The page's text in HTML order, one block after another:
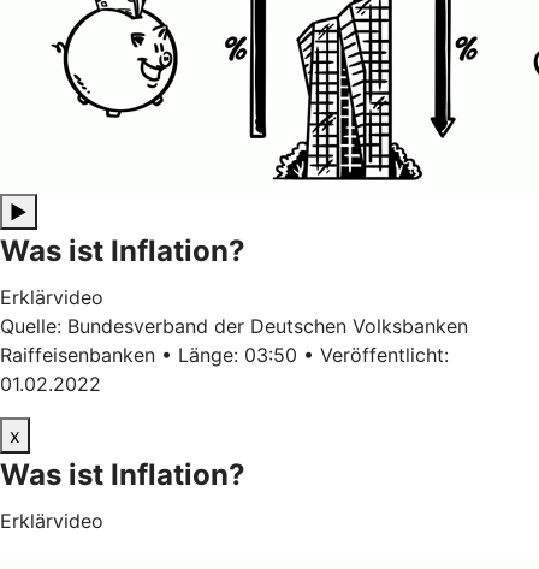
▶
Was ist Inflation?
Erklärvideo
Quelle: Bundesverband der Deutschen Volksbanken
Raiffeisenbanken • Länge: 03:50 • Veröffentlicht:
01.02.2022
x
Was ist Inflation?
Erklärvideo